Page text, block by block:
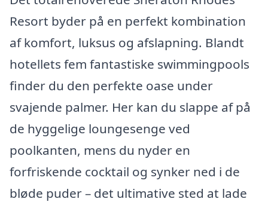
Resort byder på en perfekt kombination
af komfort, luksus og afslapning. Blandt
hotellets fem fantastiske swimmingpools
finder du den perfekte oase under
svajende palmer. Her kan du slappe af på
de hyggelige loungesenge ved
poolkanten, mens du nyder en
forfriskende cocktail og synker ned i de
bløde puder – det ultimative sted at lade